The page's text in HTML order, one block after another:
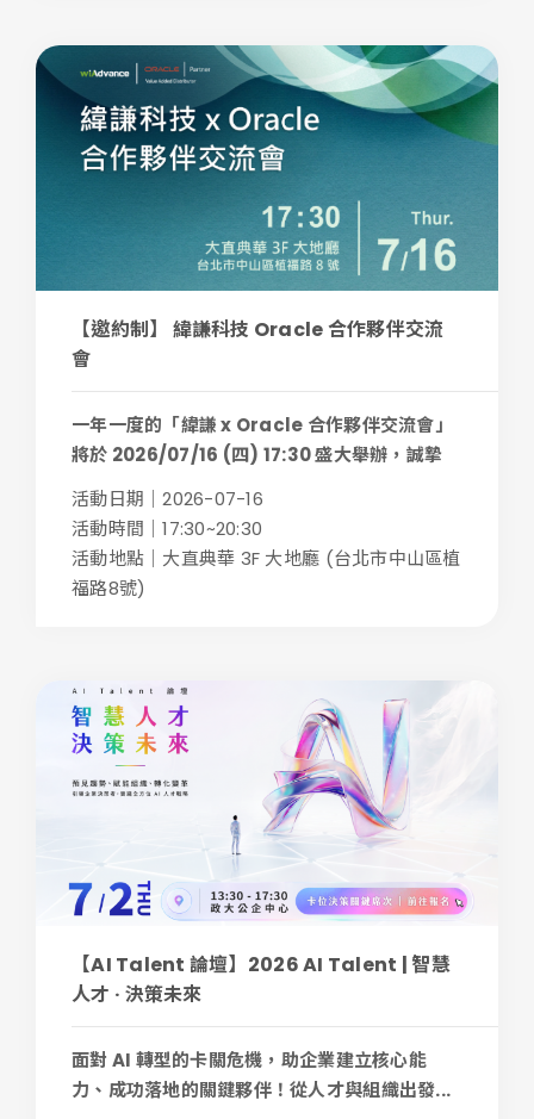
【邀約制】 緯謙科技 Oracle 合作夥伴交流
會
一年一度的「緯謙 x Oracle 合作夥伴交流會」
將於 2026/07/16 (四) 17:30 盛大舉辦，誠摯
邀...
活動日期｜2026-07-16
活動時間｜17:30~20:30
活動地點｜大直典華 3F 大地廳 (台北市中山區植
福路8號)
【AI Talent 論壇】2026 AI Talent | 智慧
人才 · 決策未來
面對 AI 轉型的卡關危機，助企業建立核心能
力、成功落地的關鍵夥伴！從人才與組織出發...